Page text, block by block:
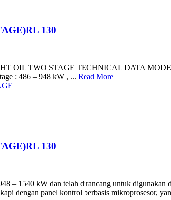
130
OIL TWO STAGE TECHNICAL DATA
: 486 – 948 kW , ... Read More
130
– 1540 kW dan telah dirancang untuk
dengan panel kontrol berbasis mikroprosesor,